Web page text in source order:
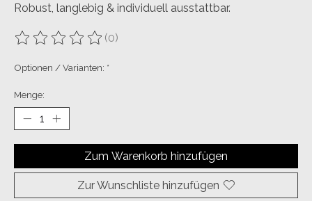
Robust, langlebig & individuell ausstattbar.
Die Bewertung dieses Produkts ist
(0)
Optionen / Varianten: *
Menge:
Zum Warenkorb hinzufügen
Zur Wunschliste hinzufügen